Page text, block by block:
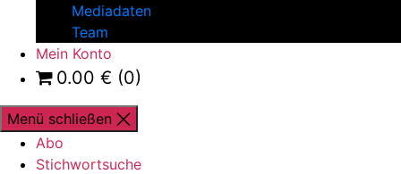
Mediadaten
Team
Mein Konto
0.00 € (0)
Menü schließen
Abo
Stichwortsuche